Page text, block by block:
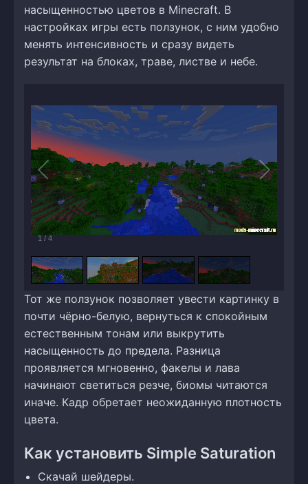
насыщенностью цветов в Minecraft. В
настройках игры есть ползунок, с ним удобно
менять интенсивность и сразу видеть
результат на блоках, траве, листве и небе.
1 / 4
Тот же ползунок позволяет увести картинку в
почти чёрно-белую, вернуться к спокойным
естественным тонам или выкрутить
насыщенность до предела. Разница
проявляется мгновенно, факелы и лава
начинают светиться резче, биомы читаются
иначе. Кадр обретает неожиданную плотность
цвета.
Как установить Simple Saturation
Скачай шейдеры.